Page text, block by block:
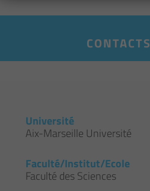
CONTACTS
Université
Aix-Marseille Université
Faculté/Institut/Ecole
Faculté des Sciences